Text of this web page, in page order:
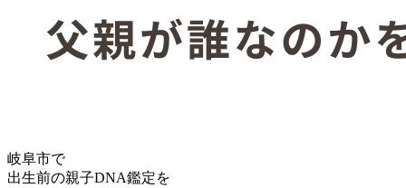
岐阜市で
出生前の親子DNA鑑定を